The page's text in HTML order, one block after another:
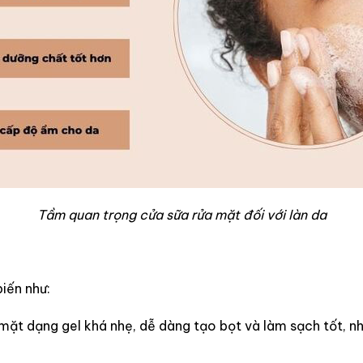
Tầm quan trọng cửa sữa rửa mặt đối với làn da
như:
dạng gel khá nhẹ, dễ dàng tạo bọt và làm sạch tốt,